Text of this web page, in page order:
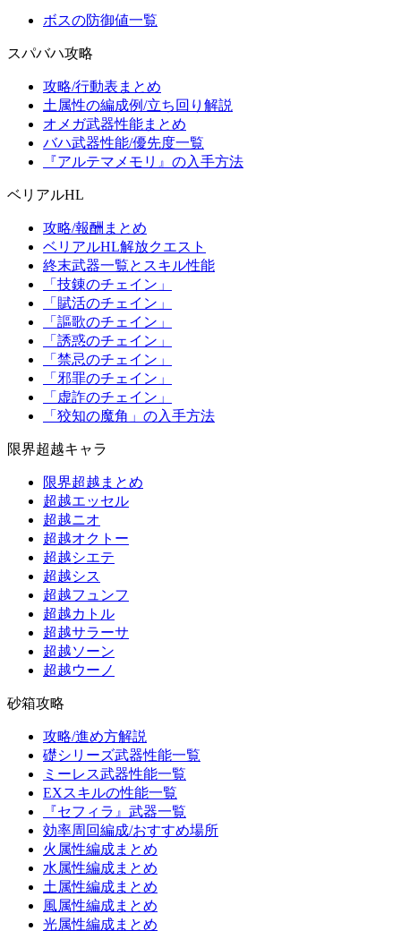
ボスの防御値一覧
スパバハ攻略
攻略/行動表まとめ
土属性の編成例/立ち回り解説
オメガ武器性能まとめ
バハ武器性能/優先度一覧
『アルテマメモリ』の入手方法
ベリアルHL
攻略/報酬まとめ
ベリアルHL解放クエスト
終末武器一覧とスキル性能
「技錬のチェイン」
「賦活のチェイン」
「謳歌のチェイン」
「誘惑のチェイン」
「禁忌のチェイン」
「邪罪のチェイン」
「虚詐のチェイン」
「狡知の魔角」の入手方法
限界超越キャラ
限界超越まとめ
超越エッセル
超越ニオ
超越オクトー
超越シエテ
超越シス
超越フュンフ
超越カトル
超越サラーサ
超越ソーン
超越ウーノ
砂箱攻略
攻略/進め方解説
礎シリーズ武器性能一覧
ミーレス武器性能一覧
EXスキルの性能一覧
『セフィラ』武器一覧
効率周回編成/おすすめ場所
火属性編成まとめ
水属性編成まとめ
土属性編成まとめ
風属性編成まとめ
光属性編成まとめ